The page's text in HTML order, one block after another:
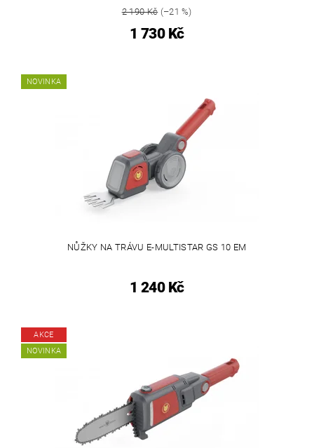
2 190 Kč(–21 %)
1 730 Kč
NOVINKA
NŮŽKY NA TRÁVU E-MULTISTAR GS 10 EM
1 240 Kč
AKCE
NOVINKA